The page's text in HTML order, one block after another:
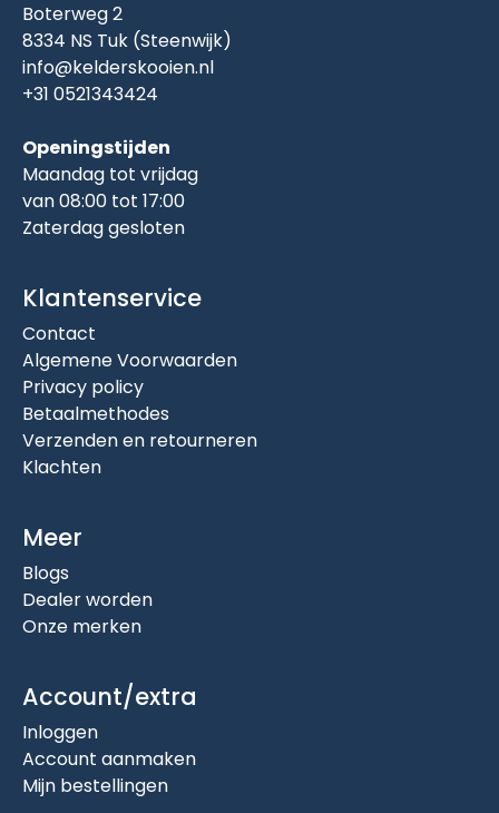
Boterweg 2
8334 NS Tuk (Steenwijk)
info@kelderskooien.nl
+31 0521343424
Openingstijden
Maandag tot vrijdag
van 08:00 tot 17:00
Zaterdag gesloten
Klantenservice
Contact
Algemene Voorwaarden
Privacy policy
Betaalmethodes
Verzenden en retourneren
Klachten
Meer
Blogs
Dealer worden
Onze merken
Account/extra
Inloggen
Account aanmaken
Mijn bestellingen